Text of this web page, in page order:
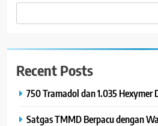
Recent Posts
750 Tramadol dan 1.035
Satgas TMMD Berpacu dengan